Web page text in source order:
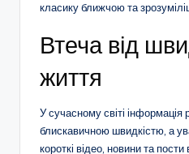
класику ближчою та
Втеча від
життя
У сучасному світі інформація
блискавичною швидкістю, а
короткі відео, новини та